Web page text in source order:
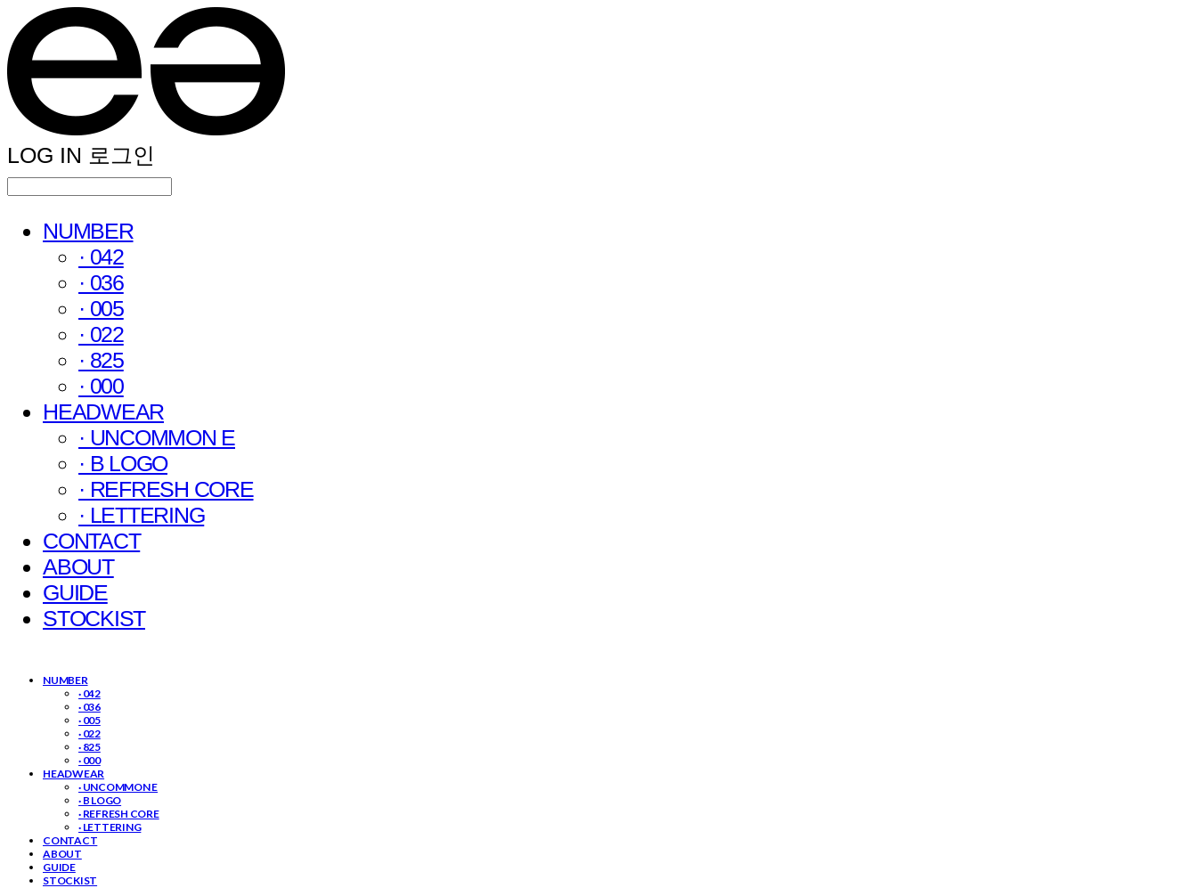
LOG IN 로그인
NUMBER
· 042
· 036
· 005
· 022
· 825
· 000
HEADWEAR
· UNCOMMON E
· B LOGO
· REFRESH CORE
· LETTERING
CONTACT
ABOUT
GUIDE
STOCKIST
NUMBER
· 042
· 036
· 005
· 022
· 825
· 000
HEADWEAR
· UNCOMMON E
· B LOGO
· REFRESH CORE
· LETTERING
CONTACT
ABOUT
GUIDE
STOCKIST